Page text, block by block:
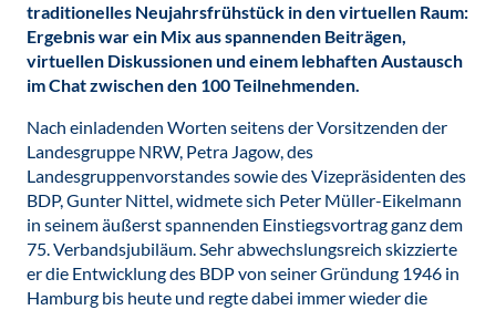
traditionelles Neujahrsfrühstück in den virtuellen Raum:
Ergebnis war ein Mix aus spannenden Beiträgen,
virtuellen Diskussionen und einem lebhaften Austausch
im Chat zwischen den 100 Teilnehmenden.
Nach einladenden Worten seitens der Vorsitzenden der
Landesgruppe NRW, Petra Jagow, des
Landesgruppenvorstandes sowie des Vizepräsidenten des
BDP, Gunter Nittel, widmete sich Peter Müller-Eikelmann
in seinem äußerst spannenden Einstiegsvortrag ganz dem
75. Verbandsjubiläum. Sehr abwechslungsreich skizzierte
er die Entwicklung des BDP von seiner Gründung 1946 in
Hamburg bis heute und regte dabei immer wieder die